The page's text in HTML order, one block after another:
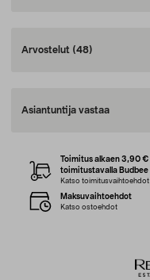
Arvostelut (48)
Asiantuntija vastaa
Toimitus alkaen 3,90 €
toimitustavalla Budbee
Katso toimitusvaihtoehdot
Maksuvaihtoehdot
Katso ostoehdot